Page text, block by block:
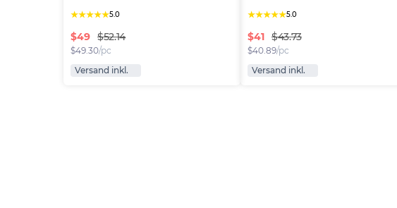
★★★★★5.0
$49 $52.14
$49.30/pc
Versand inkl.
★★★★★5.0
$41 $43.73
$40.89/pc
Versand inkl.